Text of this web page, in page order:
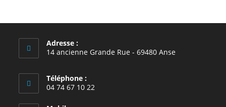
Adresse :
14 ancienne Grande Rue - 69480 Anse
Téléphone :
04 74 67 10 22